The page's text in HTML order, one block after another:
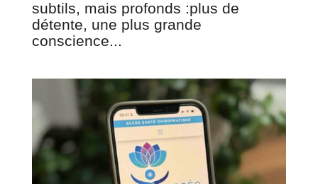
subtils, mais profonds :plus de
détente, une plus grande
conscience...